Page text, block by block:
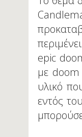
epic
με doom
υλικό
εντός